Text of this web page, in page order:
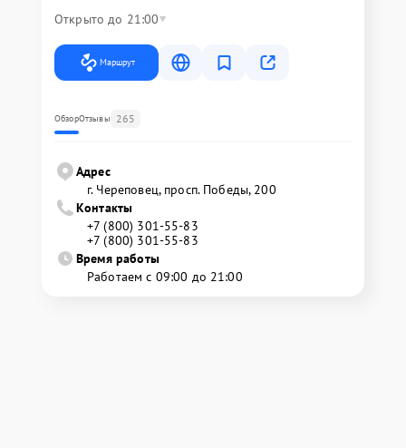
Открыто до 21:00
Маршрут
ОбзорОтзывы 265
Адрес
г. Череповец, просп. Победы, 200
Контакты
+7 (800) 301-55-83
+7 (800) 301-55-83
Время работы
Работаем с 09:00 до 21:00